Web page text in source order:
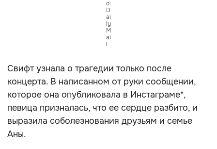
о:
D
ai
ly
M
ai
l
Свифт узнала о трагедии только после
концерта. В написанном от руки сообщении,
которое она опубликовала в Инстаграме*,
певица призналась, что ее сердце разбито, и
выразила соболезнования друзьям и семье
Аны.